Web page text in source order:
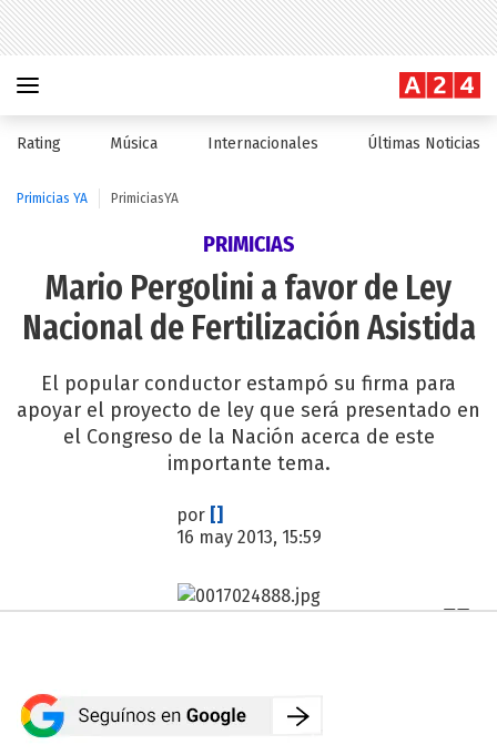
Rating Música Internacionales Últimas Noticias
Primicias YA PrimiciasYA
PRIMICIAS
Mario Pergolini a favor de Ley
Nacional de Fertilización Asistida
El popular conductor estampó su firma para
apoyar el proyecto de ley que será presentado en
el Congreso de la Nación acerca de este
importante tema.
por []
16 may 2013, 15:59